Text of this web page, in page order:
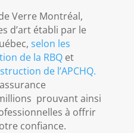
Verre Montréal,
d’art établi par le
selon les
de la RBQet
de l’APCHQ.
prouvant ainsi
à offrir
confiance.